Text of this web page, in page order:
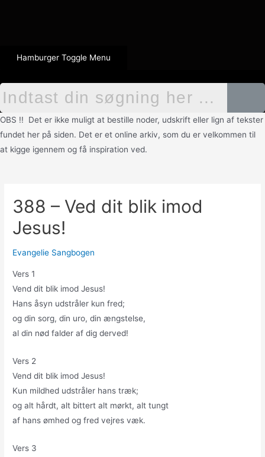
Hamburger Toggle Menu
OBS !! Det er ikke muligt at bestille noder, udskrift eller lign af tekster
fundet her på siden. Det er et online arkiv, som du er velkommen til
at kigge igennem og få inspiration ved.
388 – Ved dit blik imod
Jesus!
Evangelie Sangbogen
Vers 1
Vend dit blik imod Jesus!
Hans åsyn udstråler kun fred;
og din sorg, din uro, din ængstelse,
al din nød falder af dig derved!
Vers 2
Vend dit blik imod Jesus!
Kun mildhed udstråler hans træk;
og alt hårdt, alt bittert alt mørkt, alt tungt
af hans ømhed og fred vejres væk.
Vers 3